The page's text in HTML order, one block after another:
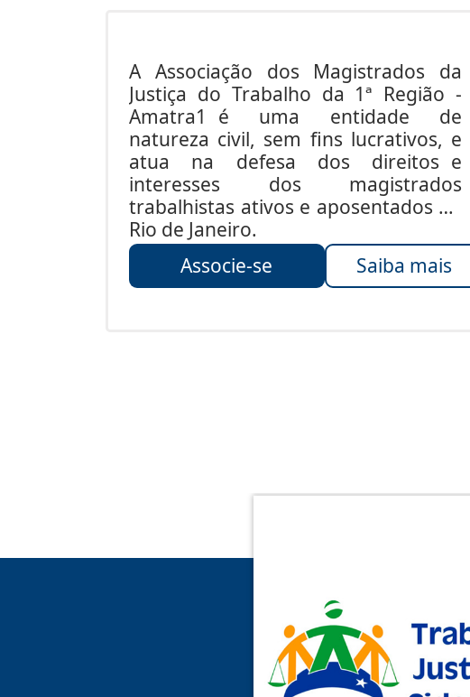
A Associação dos Magistrados da
Justiça do Trabalho da 1ª Região -
Amatra1 é uma entidade de
natureza civil, sem fins lucrativos, e
atua na defesa dos direitos e
interesses dos magistrados
trabalhistas ativos e aposentados do
Rio de Janeiro.
Associe-se
Saiba mais